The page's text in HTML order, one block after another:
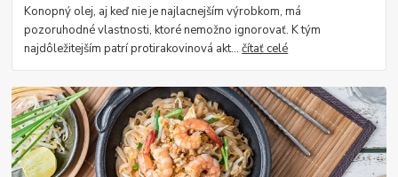
Konopný olej, aj keď nie je najlacnejším výrobkom, má
pozoruhodné vlastnosti, ktoré nemožno ignorovať. K tým
najdôležitejším patrí protirakovinová akt...čítať celé